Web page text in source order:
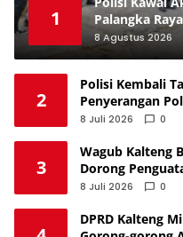
1
Palangka
Humanis
8 Agustus 2026
2
Polisi Kembali
Penyerangan
Masih Didalami
8 Juli 2026 0
3
Wagub Kalteng
Dorong
Bangun Daerah
8 Juli 2026 0
DPRD Kalteng